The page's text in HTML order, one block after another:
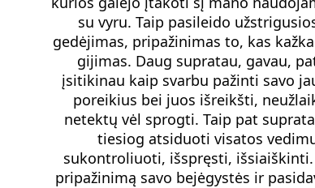
su vyru. Taip pasileido
gedėjimas, pripažinimas to, kas
gijimas. Daug supratau, gavau,
įsitikinau kaip svarbu pažinti savo
poreikius bei juos išreikšti,
netektų vėl sprogti. Taip pat
tiesiog atsiduoti visatos
sukontroliuoti, išspręsti,
pripažinimą savo bejėgystės ir